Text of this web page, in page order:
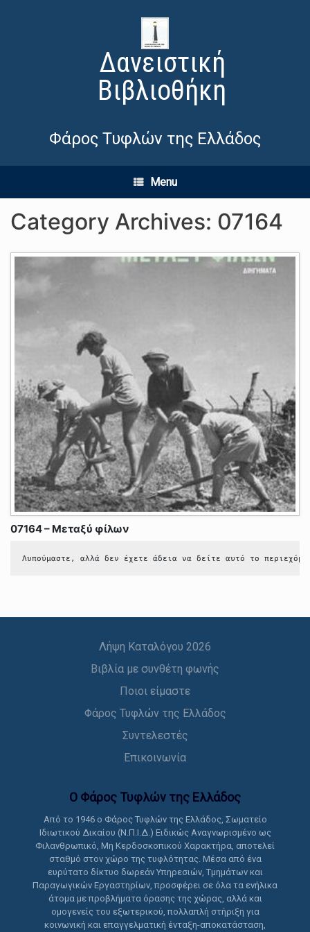
Δανειστική
Βιβλιοθήκη
Φάρος Τυφλών της Ελλάδος
Menu
Category Archives: 07164
07164 – Μεταξύ φίλων
Λυπούμαστε, αλλά δεν έχετε άδεια να δείτε αυτό το
Λήψη Καταλόγου 2026
Βιβλία με συνθέτη φωνής
Ποιοι είμαστε
Φάρος Τυφλών της Ελλάδος
Συντελεστές
Επικοινωνία
Ο Φάρος Τυφλών της Ελλάδoς
Από το 1946 ο Φάρος Τυφλών της Ελλάδος, Σωματείο
Ιδιωτικού Δικαίου (Ν.Π.Ι.Δ.) Ειδικώς Αναγνωρισμένο ως
Φιλανθρωπικό, Μη Κερδοσκοπικού Χαρακτήρα, αποτελεί
σταθμό στον χώρο της τυφλότητας. Μέσα από ένα
ευρύτατο δίκτυο δωρεάν Υπηρεσιών, Τμημάτων και
Παραγωγικών Εργαστηρίων, προσφέρει σε όλα τα ενήλικα
άτομα με προβλήματα όρασης της χώρας, αλλά και
ομογενείς του εξωτερικού, πολλαπλή στήριξη για
κοινωνική και επαγγελματική ένταξη-αποκατάσταση,